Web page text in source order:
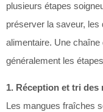
plusieurs étapes
préserver la saveur, les
alimentaire. Une chaîne
généralement les
1. Réception et tri des
Les mangues fraîches